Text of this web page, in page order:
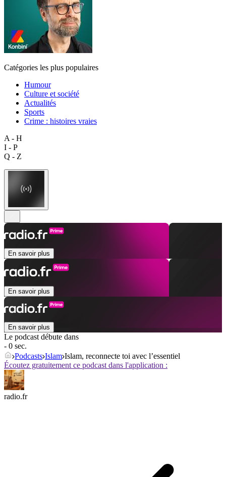
Catégories les plus populaires
Humour
Culture et société
Actualités
Sports
Crime : histoires vraies
A - H
I - P
Q - Z
En savoir plus
En savoir plus
En savoir plus
Le podcast débute dans
- 0 sec.
Podcasts Islam Islam, reconnecte toi avec l’essentiel
Écoutez gratuitement ce podcast dans l'application :
radio.fr